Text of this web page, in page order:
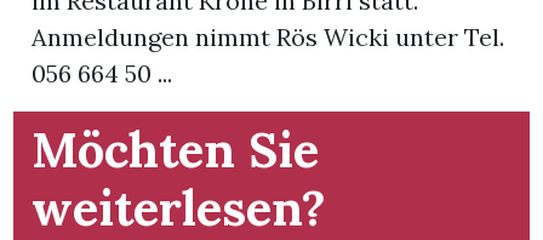
Anmeldungen nimmt Rös Wicki unter Tel.
056 664 50 ...
Möchten Sie
weiterlesen?